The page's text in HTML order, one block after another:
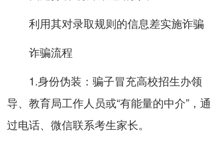
利用其对录取规则的信息差实施诈骗
诈骗流程
1.身份伪装：骗子冒充高校招生办领
导、教育局工作人员或“有能量的中介”，通
过电话、微信联系考生家长。